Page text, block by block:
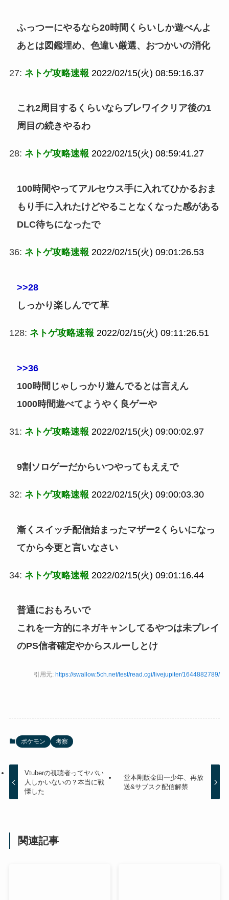
ふっつーにやるなら20時間くらいしか遊べんよ
あとは図鑑埋め、色違い厳選、おつかいの消化
27: ネトゲ攻略速報 2022/02/15(火) 08:59:16.37
これ2周目するくらいならブレワイクリア後の1
周目の続きやるわ
28: ネトゲ攻略速報 2022/02/15(火) 08:59:41.27
100時間やってアルセウス手に入れてひかるおま
もり手に入れたけどやることなくなった感がある
DLC待ちになったで
36: ネトゲ攻略速報 2022/02/15(火) 09:01:26.53
>>28
しっかり楽しんでて草
128: ネトゲ攻略速報 2022/02/15(火) 09:11:26.51
>>36
100時間じゃしっかり遊んでるとは言えん
1000時間遊べてようやく良ゲーや
31: ネトゲ攻略速報 2022/02/15(火) 09:00:02.97
9割ソロゲーだからいつやってもええで
32: ネトゲ攻略速報 2022/02/15(火) 09:00:03.30
漸くスイッチ配信始まったマザー2くらいになっ
てから今更と言いなさい
34: ネトゲ攻略速報 2022/02/15(火) 09:01:16.44
普通におもろいで
これを一方的にネガキャンしてるやつは未プレイ
のPS信者確定やからスルーしとけ
引用元: https://swallow.5ch.net/test/read.cgi/livejupiter/1644882789/
ポケモン 考察
Vtuberの視聴者ってヤバい
人しかいないの？本当に戦
慄した
堂本剛版金田一少年、再放
送&サブスク配信解禁
関連記事